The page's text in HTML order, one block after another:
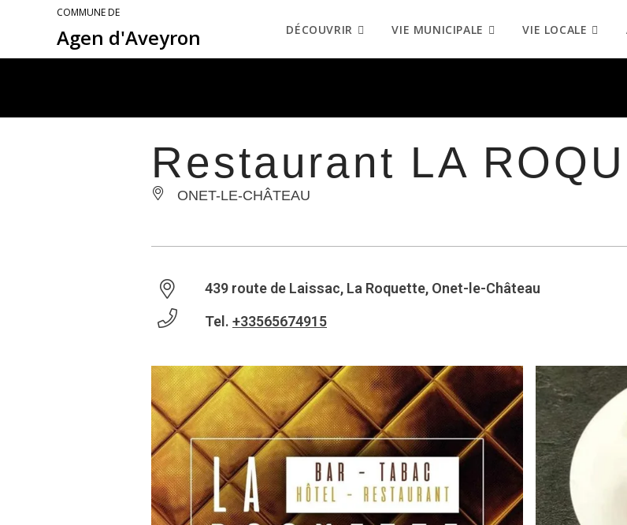
COMMUNE DE
Agen d'Aveyron DÉCOUVRIR VIE MUNICIPALE VIE LOCALE
Restaurant LA
ONET-LE-CHÂTEAU
439 route de Laissac, La Roquette, Onet-le-Château
Tel. +33565674915